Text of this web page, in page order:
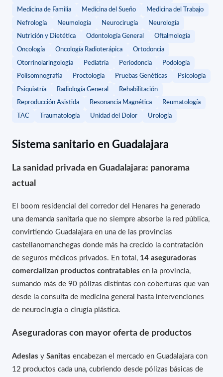
Medicina de Familia Medicina del Sueño Medicina del Trabajo
Nefrología Neumología Neurocirugía Neurología
Nutrición y Dietética Odontología General Oftalmología
Oncología Oncología Radioterápica Ortodoncia
Otorrinolaringología Pediatría Periodoncia Podología
Polisomnografía Proctología Pruebas Genéticas Psicología
Psiquiatría Radiología General Rehabilitación
Reproducción Asistida Resonancia Magnética Reumatología
TAC Traumatología Unidad del Dolor Urología
Sistema sanitario en Guadalajara
La sanidad privada en Guadalajara: panorama
actual
El boom residencial del corredor del Henares ha generado
una demanda sanitaria que no siempre absorbe la red pública,
convirtiendo Guadalajara en una de las provincias
castellanomanchegas donde más ha crecido la contratación
de seguros médicos privados. En total, 14 aseguradoras
comercializan productos contratables en la provincia,
sumando más de 90 pólizas distintas con coberturas que van
desde la consulta de medicina general hasta intervenciones
de neurocirugía o cirugía plástica.
Aseguradoras con mayor oferta de productos
Adeslas y Sanitas encabezan el mercado en Guadalajara con
12 productos cada una, cubriendo desde pólizas básicas de